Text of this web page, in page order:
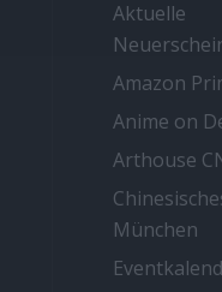
Aktuelle
Amazon
Anime on
Arthouse
München